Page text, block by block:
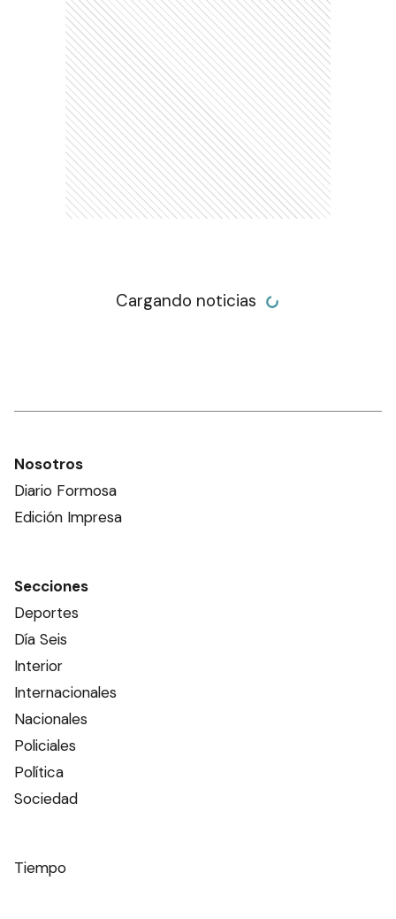
Programa Municipal de Equilibrio Poblacional de
perros y gatos
especial de castraciones en el
barrio Santa Isabel